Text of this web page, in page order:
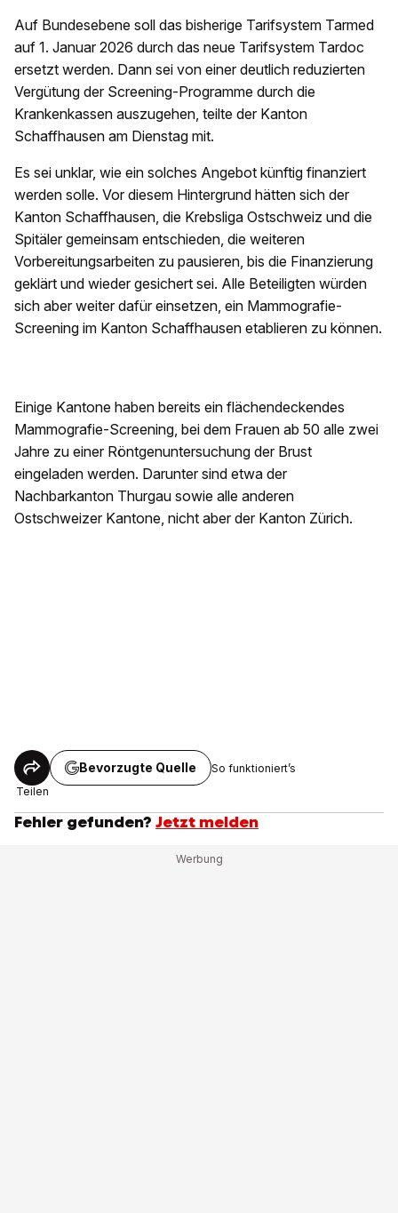
Auf Bundesebene soll das bisherige Tarifsystem Tarmed
auf 1. Januar 2026 durch das neue Tarifsystem Tardoc
ersetzt werden. Dann sei von einer deutlich reduzierten
Vergütung der Screening-Programme durch die
Krankenkassen auszugehen, teilte der Kanton
Schaffhausen am Dienstag mit.
Es sei unklar, wie ein solches Angebot künftig finanziert
werden solle. Vor diesem Hintergrund hätten sich der
Kanton Schaffhausen, die Krebsliga Ostschweiz und die
Spitäler gemeinsam entschieden, die weiteren
Vorbereitungsarbeiten zu pausieren, bis die Finanzierung
geklärt und wieder gesichert sei. Alle Beteiligten würden
sich aber weiter dafür einsetzen, ein Mammografie-
Screening im Kanton Schaffhausen etablieren zu können.
Einige Kantone haben bereits ein flächendeckendes
Mammografie-Screening, bei dem Frauen ab 50 alle zwei
Jahre zu einer Röntgenuntersuchung der Brust
eingeladen werden. Darunter sind etwa der
Nachbarkanton Thurgau sowie alle anderen
Ostschweizer Kantone, nicht aber der Kanton Zürich.
Teilen
Bevorzugte Quelle So funktioniert’s
Fehler gefunden? Jetzt melden